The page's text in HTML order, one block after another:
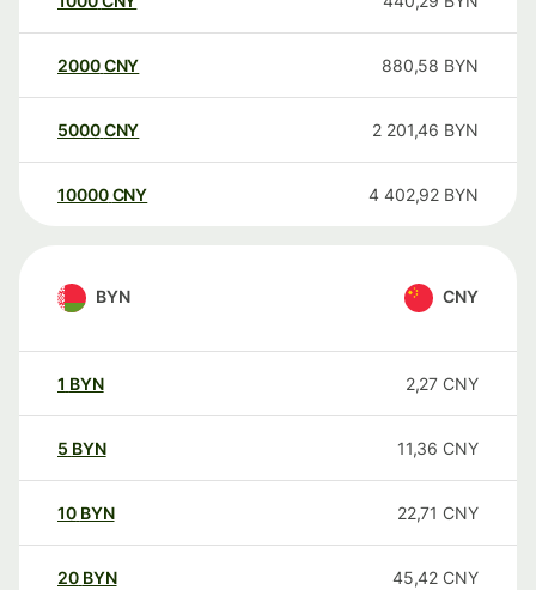
2000CNY 880,58 BYN
5000CNY 2 201,46 BYN
10000 CNY 4 402,92 BYN
BYN CNY
1 BYN 2,27 CNY
5 BYN 11,36 CNY
10 BYN 22,71 CNY
20 BYN 45,42 CNY